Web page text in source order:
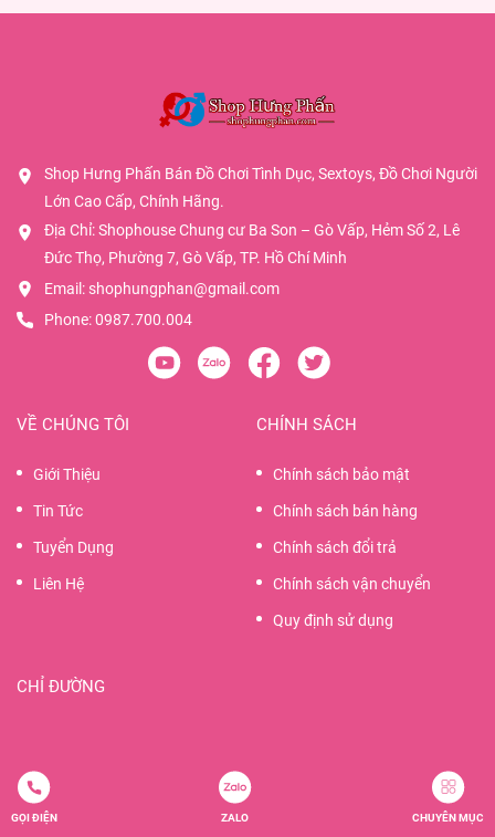
Shop Hưng Phấn Bán Đồ Chơi Tình Dục, Sextoys, Đồ Chơi Người
Lớn Cao Cấp, Chính Hãng.
Địa Chỉ: Shophouse Chung cư Ba Son – Gò Vấp, Hẻm Số 2, Lê
Đức Thọ, Phường 7, Gò Vấp, TP. Hồ Chí Minh
Email: shophungphan@gmail.com
Phone:0987.700.004
VỀ CHÚNG TÔI
Giới Thiệu
Tin Tức
Tuyển Dụng
Liên Hệ
CHÍNH SÁCH
Chính sách bảo mật
Chính sách bán hàng
Chính sách đổi trả
Chính sách vận chuyển
Quy định sử dụng
CHỈ ĐƯỜNG
GỌI ĐIỆN ZALO CHUYÊN MỤC